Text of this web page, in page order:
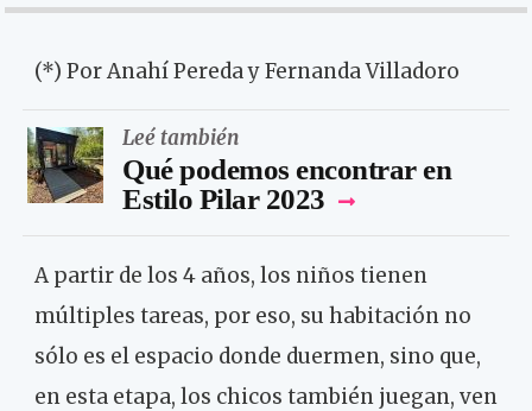
(*) Por Anahí Pereda y Fernanda Villadoro
Leé también
Qué podemos encontrar en
Estilo Pilar 2023
A partir de los 4 años, los niños tienen
múltiples tareas, por eso, su habitación no
sólo es el espacio donde duermen, sino que,
en esta etapa, los chicos también juegan, ven